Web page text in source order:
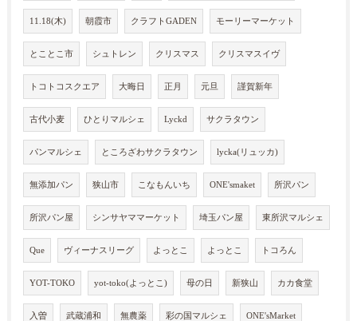
11.18(木) 朝霞市 クラフトGADEN モーリーマーケット
とことこ市 シュトレン クリスマス クリスマスイヴ
トコトコスクエア 大晦日 正月 元旦 謹賀新年
古代小麦 ひとりマルシェ Lyckd サクラタウン
パンマルシェ ところざわサクラタウン lycka(リュッカ)
無添加パン 狭山市 こなもんいち ONE'smaket 所沢パン
所沢パン屋 シンサヤママーケット 埼玉パン屋 東所沢マルシェ
Que ヴィーナスリーグ よっとこ よっとこ トコろん
YOT-TOKO yot-toko(よっとこ) 母の日 新狭山 カカ食堂
入曽 武蔵浦和 無農薬 彩の国マルシェ ONE'sMarket